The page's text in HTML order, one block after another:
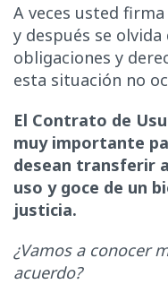
A veces usted
y después se
obligaciones y
esta situación no
El Contrato de
muy importante
desean transferir
uso y goce de un
justicia.
¿Vamos a conocer
acuerdo?